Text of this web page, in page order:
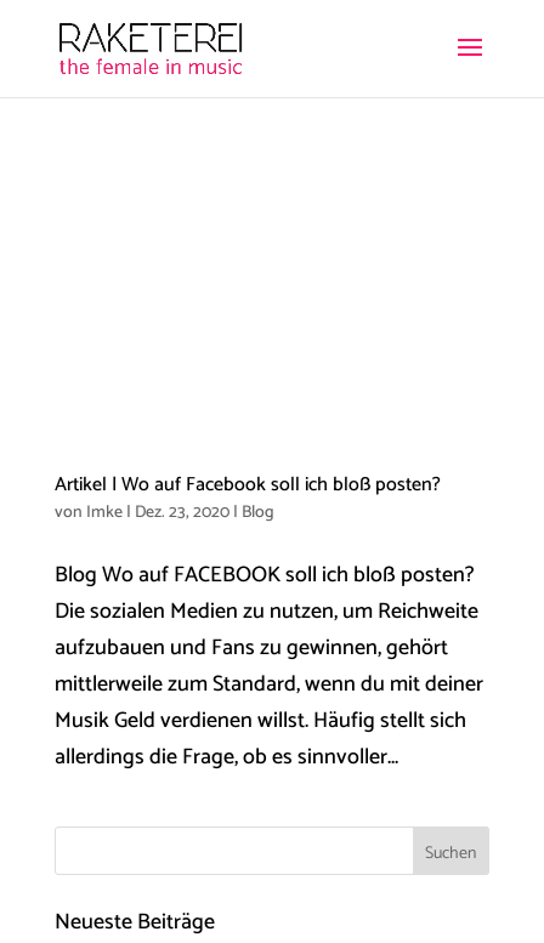
Artikel | Wo auf Facebook soll ich bloß posten?
von Imke| Dez. 23, 2020| Blog
Blog Wo auf FACEBOOK soll ich bloß posten?
Die sozialen Medien zu nutzen, um Reichweite
aufzubauen und Fans zu gewinnen, gehört
mittlerweile zum Standard, wenn du mit deiner
Musik Geld verdienen willst. Häufig stellt sich
allerdings die Frage, ob es sinnvoller...
Neueste Beiträge